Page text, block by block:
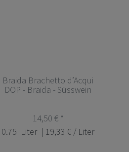
Braida Brachetto d’Acqui
DOP - Braida - Süsswein
14,50 € *
0.75 Liter | 19,33 € / Liter